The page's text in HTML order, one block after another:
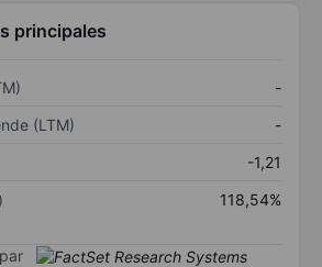
principales
-
(LTM)
-
-1,21
118,54%